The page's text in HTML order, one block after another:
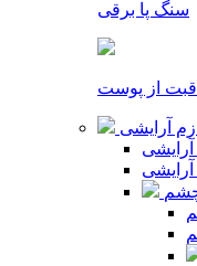
سنگ پا برقی
از پوست
آرایشی
آرایشی